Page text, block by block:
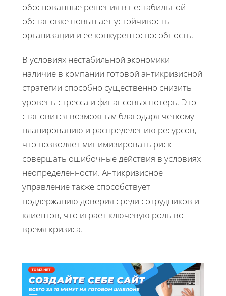
обоснованные решения в нестабильной
обстановке повышает устойчивость
организации и её конкурентоспособность.
В условиях нестабильной экономики
наличие в компании готовой антикризисной
стратегии способно существенно снизить
уровень стресса и финансовых потерь. Это
становится возможным благодаря четкому
планированию и распределению ресурсов,
что позволяет минимизировать риск
совершать ошибочные действия в условиях
неопределенности. Антикризисное
управление также способствует
поддержанию доверия среди сотрудников и
клиентов, что играет ключевую роль во
время кризиса.